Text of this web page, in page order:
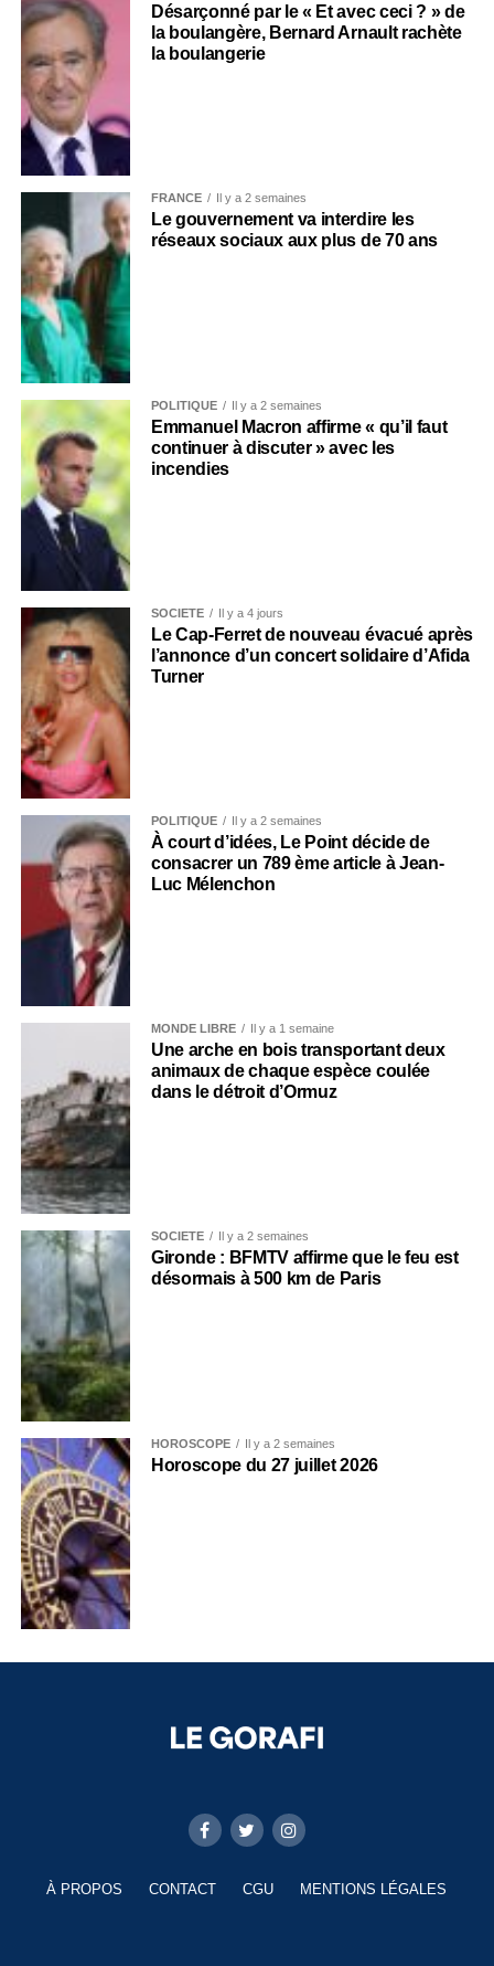
Désarçonné par le « Et avec ceci ? » de
la boulangère, Bernard Arnault rachète
la boulangerie
FRANCE Il y a 2 semaines
Le gouvernement va interdire les
réseaux sociaux aux plus de 70 ans
POLITIQUE Il y a 2 semaines
Emmanuel Macron affirme « qu’il faut
continuer à discuter » avec les
incendies
SOCIÉTÉ Il y a 4 jours
Le Cap-Ferret de nouveau évacué après
l’annonce d’un concert solidaire d’Afida
Turner
POLITIQUE Il y a 2 semaines
À court d’idées, Le Point décide de
consacrer un 789 ème article à Jean-
Luc Mélenchon
MONDE LIBRE Il y a 1 semaine
Une arche en bois transportant deux
animaux de chaque espèce coulée
dans le détroit d’Ormuz
SOCIÉTÉ Il y a 2 semaines
Gironde : BFMTV affirme que le feu est
désormais à 500 km de Paris
HOROSCOPE Il y a 2 semaines
Horoscope du 27 juillet 2026
À PROPOS CONTACT CGU MENTIONS LÉGALES